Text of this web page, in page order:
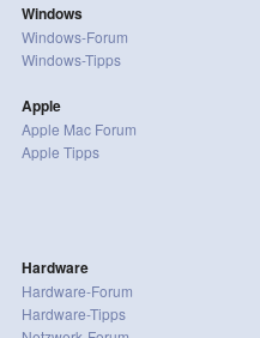
Windows
Windows-Forum
Windows-Tipps
Apple
Apple Mac Forum
Apple Tipps
Hardware
Hardware-Forum
Hardware-Tipps